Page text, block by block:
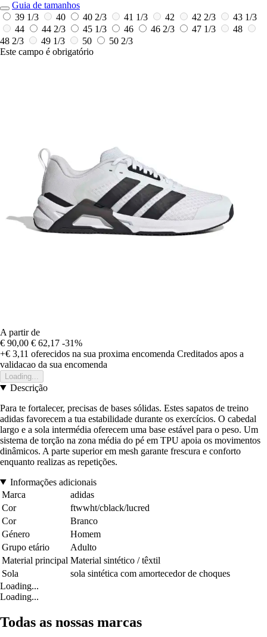
Guia de tamanhos
39 1/3
40 40 2/3 41 1/3 42 42 2/3
43 1/3
44
44 2/3 45 1/3 46 46 2/3 47 1/3
48
48 2/3
49 1/3 50
50 2/3
Este campo é obrigatório
A partir de
€ 90,00 € 62,17 -31%
+€ 3,11 oferecidos na sua proxima encomenda Creditados apos a
validacao da sua encomenda
Loading...
Descrição
Para te fortalecer, precisas de bases sólidas. Estes sapatos de treino
adidas favorecem a tua estabilidade durante os exercícios. O cabedal
largo e a sola intermédia oferecem uma base estável para o peso. Um
sistema de torção na zona média do pé em TPU apoia os movimentos
dinâmicos. A parte superior em mesh garante frescura e conforto
enquanto realizas as repetições.
Informações adicionais
Marca
adidas
Cor
ftwwht/cblack/lucred
Cor
Branco
Género
Homem
Grupo etário
Adulto
Material principal Material sintético / têxtil
Sola
sola sintética com amortecedor de choques
Loading...
Loading...
Todas as nossas marcas